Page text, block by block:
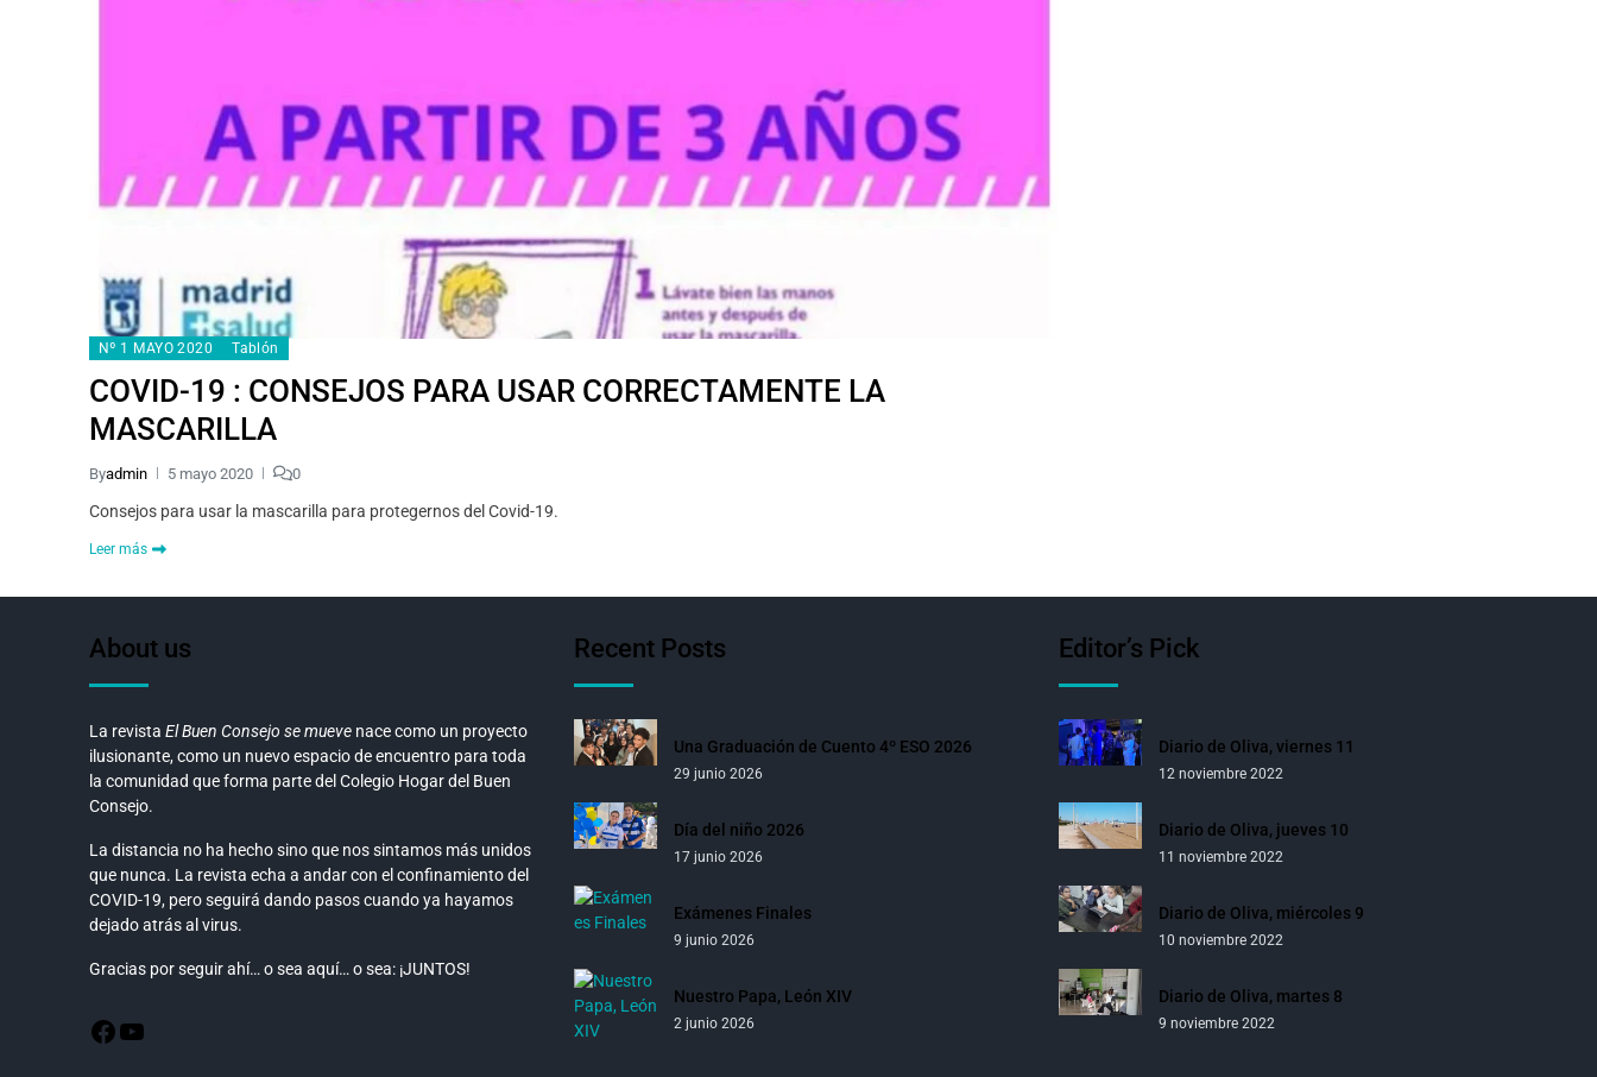
Nº 1 MAYO 2020 Tablón
COVID-19 : CONSEJOS PARA USAR CORRECTAMENTE LA
MASCARILLA
Byadmin 5 mayo 2020 0
Consejos para usar la mascarilla para protegernos del Covid-19.
Leer más
About us
La revista El Buen Consejo se mueve nace como un proyecto
ilusionante, como un nuevo espacio de encuentro para toda
la comunidad que forma parte del Colegio Hogar del Buen
Consejo.
La distancia no ha hecho sino que nos sintamos más unidos
que nunca. La revista echa a andar con el confinamiento del
COVID-19, pero seguirá dando pasos cuando ya hayamos
dejado atrás al virus.
Gracias por seguir ahí… o sea aquí… o sea: ¡JUNTOS!
Recent Posts
Una Graduación de Cuento 4º ESO 2026
29 junio 2026
Día del niño 2026
17 junio 2026
Exámenes Finales
9 junio 2026
Nuestro Papa, León XIV
2 junio 2026
Editor’s Pick
Diario de Oliva, viernes 11
12 noviembre 2022
Diario de Oliva, jueves 10
11 noviembre 2022
Diario de Oliva, miércoles 9
10 noviembre 2022
Diario de Oliva, martes 8
9 noviembre 2022